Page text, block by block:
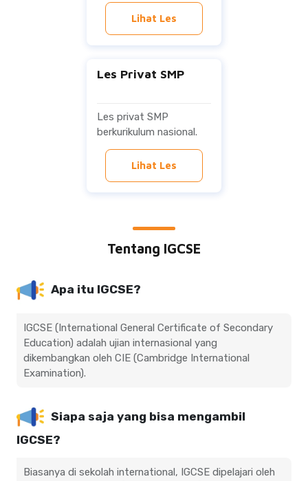
Lihat Les
Les Privat SMP
Les privat SMP
berkurikulum nasional.
Lihat Les
Tentang IGCSE
Apa itu IGCSE?
IGCSE (International General Certificate of Secondary
Education) adalah ujian internasional yang
dikembangkan oleh CIE (Cambridge International
Examination).
Siapa saja yang bisa mengambil
IGCSE?
Biasanya di sekolah international, IGCSE dipelajari oleh